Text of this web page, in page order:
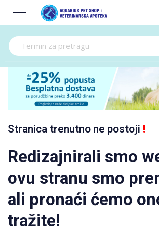
Stranica trenutno ne postoji !
Redizajnirali smo
ovu stranu smo
ali pronaći ćemo
tražite!